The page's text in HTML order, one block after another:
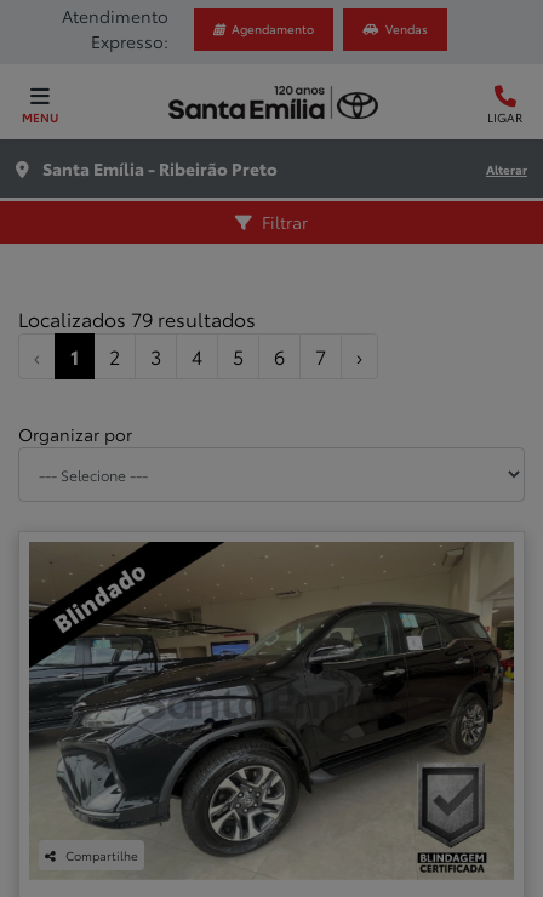
Atendimento
Expresso:
Agendamento Vendas
MENU LIGAR
Santa Emília - Ribeirão Preto Alterar
Localizados 79 resultados
‹
1 2 3 4 5 6 7 ›
Filtrar
Organizar por
Compartilhe